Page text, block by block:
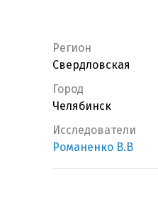
Регион
Свердловская
Город
Челябинск
Исследователи
Романенко В.В